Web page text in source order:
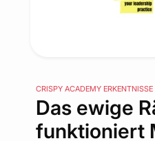
CRISPY ACADEMY ERKENTNISSE
Das ewige
funktioniert